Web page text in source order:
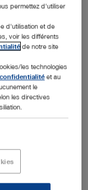
Snap-in
High-Flow
principe de
au
permettez d'utiliser
d'utilisation et de
voir les différents
de notre site
les technologies
et au
le
les directives